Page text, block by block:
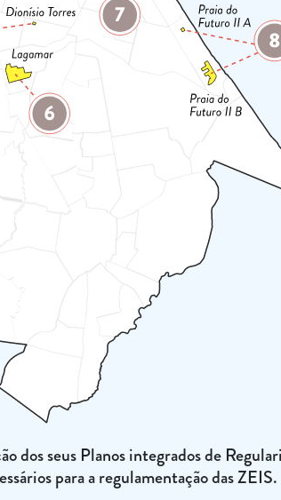
dos seus Planos integrados de
para a regulamentação das ZEIS.